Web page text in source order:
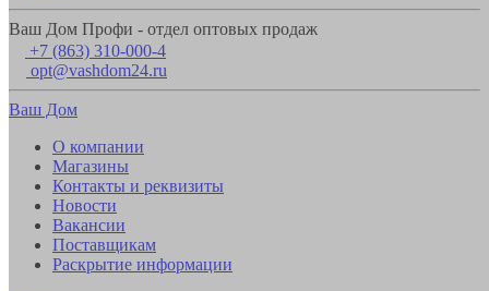
Ваш Дом Профи - отдел оптовых продаж
+7 (863) 310-000-4
opt@vashdom24.ru
Ваш Дом
О компании
Магазины
Контакты и реквизиты
Новости
Вакансии
Поставщикам
Раскрытие информации